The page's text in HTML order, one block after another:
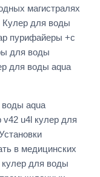
магистралях
Кулер для воды
пурифайеры +с
для воды
для воды aqua
воды aqua
u4l кулер для
в медицинских
кулер для воды